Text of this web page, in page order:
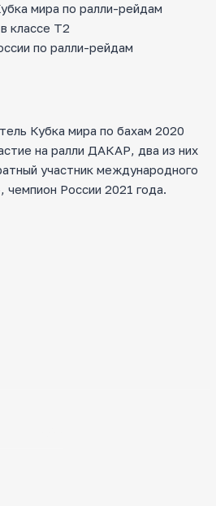
мира по ралли-рейдам
классе Т2
по ралли-рейдам
Кубка мира по бахам 2020
на ралли ДАКАР, два из них
участник международного
России 2021 года.